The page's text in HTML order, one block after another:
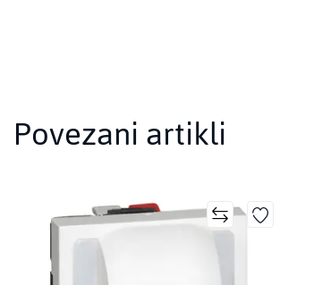
Povezani artikli